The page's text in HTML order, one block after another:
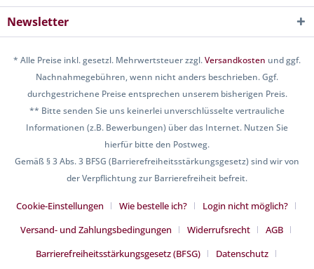
Newsletter
* Alle Preise inkl. gesetzl. Mehrwertsteuer zzgl.Versandkosten und ggf.
Nachnahmegebühren, wenn nicht anders beschrieben. Ggf.
durchgestrichene Preise entsprechen unserem bisherigen Preis.
** Bitte senden Sie uns keinerlei unverschlüsselte vertrauliche
Informationen (z.B. Bewerbungen) über das Internet. Nutzen Sie
hierfür bitte den Postweg.
Gemäß § 3 Abs. 3 BFSG (Barrierefreiheitsstärkungsgesetz) sind wir von
der Verpflichtung zur Barrierefreiheit befreit.
Cookie-Einstellungen Wie bestelle ich?
Login nicht möglich?
Versand- und Zahlungsbedingungen
Widerrufsrecht
AGB
Barrierefreiheitsstärkungsgesetz (BFSG)
Datenschutz